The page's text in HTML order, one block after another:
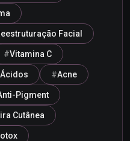
Facial
Vitamina C
Ácidos Acne
Pigment
Cutânea